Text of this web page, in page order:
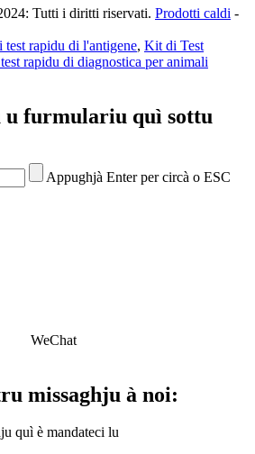
Tutti i diritti riservati. Prodotti caldi -
rapidu di l'antigene, Kit di Test
rapidu di diagnostica per animali
u furmulariu quì sottu
Appughjà Enter per circà o ESC
WeChat
missaghju à noi:
quì è mandateci lu